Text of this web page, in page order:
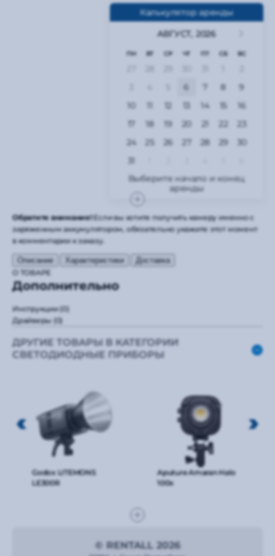
Калькулятор аренды
АВГУСТ,
2026
ПН ВТ СР ЧТ ПТ СБ ВС
6 8
9
10
11 12 13 14 15
16
17
18 19 20 21 22
23
24
25 26 27 28 29
30
31
Обратите внимание!Если вы хотите получить камеру именно с
заряженным аккумулятором, обязательно укажите этот момент
в комментарии к заказу.
Описание Характеристики
Доставка
О ТОВАРЕ
Дополнительно
Инструкции(0)
Драйверы (0)
ДРУГИЕ ТОВАРЫ В КАТЕГОРИИ
СВЕТОДИОДНЫЕ ПРИБОРЫ
Godox LITEMONS
LE300R
Aputure Amaran Halo
100x
© RENTALL 2026